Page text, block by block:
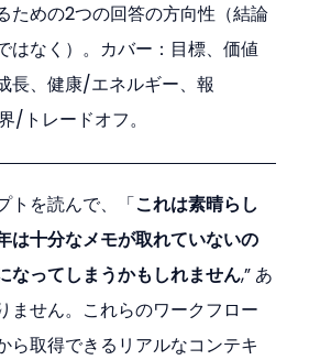
ための2つの回答の方向性（結論
はなく）。カバー：目標、価値
長、健康/エネルギー、報
/トレードオフ。
トを読んで、「これは素晴らし
は十分なメモが取れていないの
なってしまうかもしれません,” あ
ません。これらのワークフロー
ら取得できるリアルなコンテキ